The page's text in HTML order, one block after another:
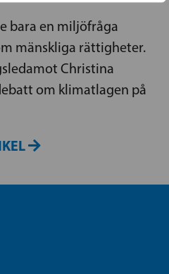
bara en miljöfråga
mänskliga rättigheter.
Christina
om klimatlagen på